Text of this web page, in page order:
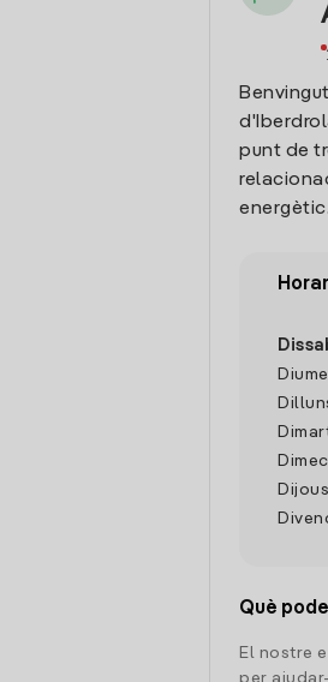
punt de
energètic.
Dijous
Què
El nostre
per